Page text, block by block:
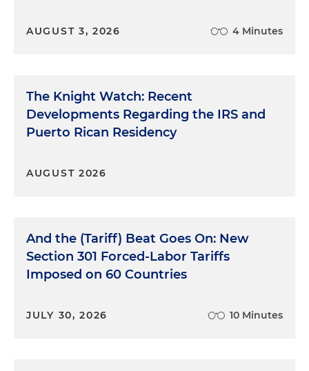
AUGUST 3, 2026 4 Minutes
The Knight Watch: Recent
Developments Regarding the IRS and
Puerto Rican Residency
AUGUST 2026
And the (Tariff) Beat Goes On: New
Section 301 Forced-Labor Tariffs
Imposed on 60 Countries
JULY 30, 2026 10 Minutes